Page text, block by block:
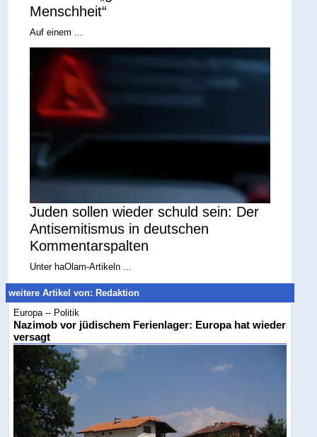
Menschheit“
Auf einem ...
Juden sollen wieder schuld sein: Der
Antisemitismus in deutschen
Kommentarspalten
Unter haOlam-Artikeln ...
weitere Artikel von: Redaktion
Europa -- Politik
Nazimob vor jüdischem Ferienlager: Europa hat wieder
versagt